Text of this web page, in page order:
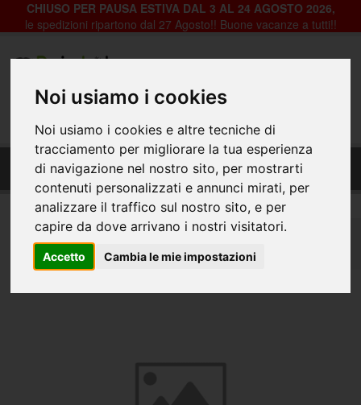
Noi usiamo i cookies
Noi usiamo i cookies e altre tecniche di
tracciamento per migliorare la tua esperienza
di navigazione nel nostro sito, per mostrarti
contenuti personalizzati e annunci mirati, per
analizzare il traffico sul nostro sito, e per
capire da dove arrivano i nostri visitatori.
Accetto Cambia le mie impostazioni
CHIUSO PER PAUSA ESTIVA DAL 3 AL 24 AGOSTO 2026,
le spedizioni ripartono dal 27 Agosto!! Buone vacanze a tutti!!
Impostazione calendario con inserimento solo
logo
Home
Studio Grafico
Impostazione calendario con inserimento solo logo